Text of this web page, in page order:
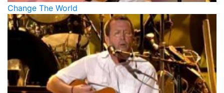
Change The World